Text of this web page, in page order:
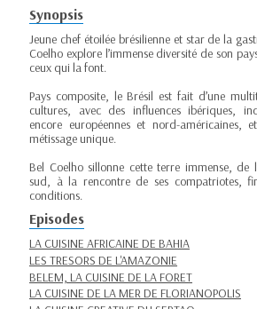
Synopsis
Jeune chef étoilée brésilienne et star de la
Coelho explore l’immense diversité de son
ceux qui la font.
Pays composite, le Brésil est fait d’une
cultures, avec des influences ibériques,
encore européennes et nord-américaines,
métissage unique.
Bel Coelho sillonne cette terre immense, de
sud, à la rencontre de ses compatriotes,
conditions.
Episodes
LA CUISINE AFRICAINE DE BAHIA
LES TRESORS DE L'AMAZONIE
BELEM, LA CUISINE DE LA FORET
LA CUISINE DE LA MER DE FLORIANOPOLIS